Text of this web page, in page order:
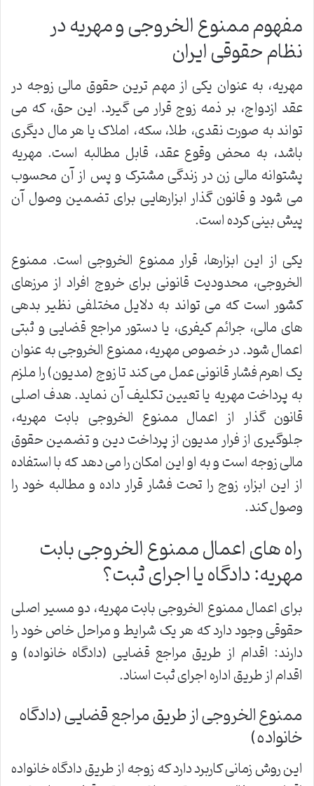
مفهوم ممنوع الخروجی و مهریه در
نظام حقوقی ایران
مهریه، به عنوان یکی از مهم ترین حقوق مالی زوجه در
عقد ازدواج، بر ذمه زوج قرار می گیرد. این حق، که می
تواند به صورت نقدی، طلا، سکه، املاک یا هر مال دیگری
باشد، به محض وقوع عقد، قابل مطالبه است. مهریه
پشتوانه مالی زن در زندگی مشترک و پس از آن محسوب
می شود و قانون گذار ابزارهایی برای تضمین وصول آن
پیش بینی کرده است.
یکی از این ابزارها، قرار ممنوع الخروجی است. ممنوع
الخروجی، محدودیت قانونی برای خروج افراد از مرزهای
کشور است که می تواند به دلایل مختلفی نظیر بدهی
های مالی، جرائم کیفری، یا دستور مراجع قضایی و ثبتی
اعمال شود. در خصوص مهریه، ممنوع الخروجی به عنوان
یک اهرم فشار قانونی عمل می کند تا زوج (مدیون) را ملزم
به پرداخت مهریه یا تعیین تکلیف آن نماید. هدف اصلی
قانون گذار از اعمال ممنوع الخروجی بابت مهریه،
جلوگیری از فرار مدیون از پرداخت دین و تضمین حقوق
مالی زوجه است و به او این امکان را می دهد که با استفاده
از این ابزار، زوج را تحت فشار قرار داده و مطالبه خود را
وصول کند.
راه های اعمال ممنوع الخروجی بابت
مهریه: دادگاه یا اجرای ثبت؟
برای اعمال ممنوع الخروجی بابت مهریه، دو مسیر اصلی
حقوقی وجود دارد که هر یک شرایط و مراحل خاص خود را
دارند: اقدام از طریق مراجع قضایی (دادگاه خانواده) و
اقدام از طریق اداره اجرای ثبت اسناد.
ممنوع الخروجی از طریق مراجع قضایی (دادگاه
خانواده)
این روش زمانی کاربرد دارد که زوجه از طریق دادگاه خانواده